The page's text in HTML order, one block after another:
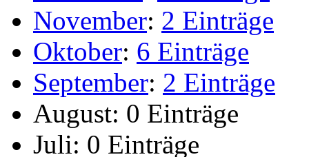
November: 2 Einträge
Oktober: 6 Einträge
September: 2 Einträge
August: 0 Einträge
Juli: 0 Einträge